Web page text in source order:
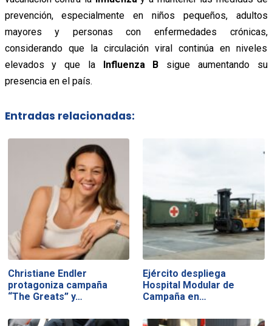
prevención, especialmente en niños pequeños, adultos
mayores y personas con enfermedades crónicas,
considerando que la circulación viral continúa en niveles
elevados y que la Influenza B sigue aumentando su
presencia en el país.
Entradas relacionadas:
Christiane Endler
protagoniza campaña
“The Greats” y…
Ejército despliega
Hospital Modular de
Campaña en…